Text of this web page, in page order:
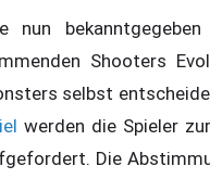
nun
Shooters
selbst
werden die Spieler
Die